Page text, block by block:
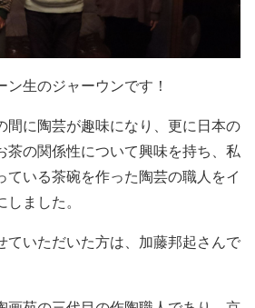
生のジャーウンです！
間に陶芸が趣味になり、更に日本の
茶の関係性について興味を持ち、私
ている茶碗を作った陶芸の職人をイ
ました。
ていただいた方は、加藤邦起さんで